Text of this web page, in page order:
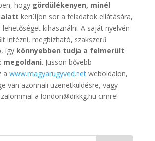
hogy gördülékenyen, minél
alatt kerüljön sor a feladatok ellátására,
kihasználni. A saját nyelvén
intézni, megbízható, szakszerű
így könnyebben tudja a felmerült
megoldani. Jusson bővebb
a www.magyarugyved.netweboldalon,
van azonnali üzenetküldésre, vagy
a london@drkkg.hu címre!